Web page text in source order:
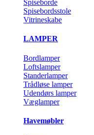
Spiseborde
Spisebordsstole
Vitrineskabe
LAMPER
Bordlamper
Loftslamper
Standerlamper
Trådløse lamper
Udendørs lamper
Væglamper
Havemøbler